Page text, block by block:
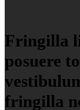
Fringilla
posuere
fringilla